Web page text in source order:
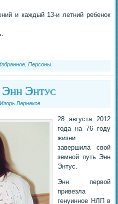
и каждый 13-и летний ребенок
, Персоны
Энн Энтус
Игорь Варнаков
28 августа 2012
года на 76 году
жизни
завершила свой
земной путь Энн
Энтус.
Энн первой
привезла
генуинное НЛП в